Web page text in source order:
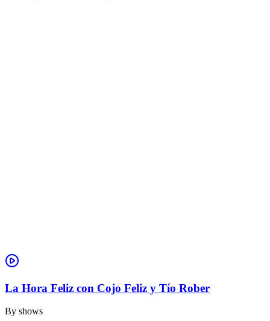
La Hora Feliz con Cojo Feliz y Tío Rober
By shows